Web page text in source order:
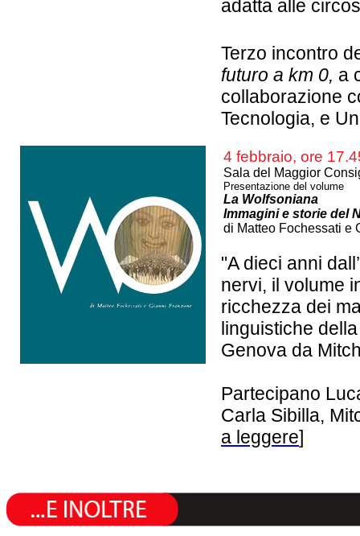
adatta alle
Terzo incontro
futuro a km 0, a
collaborazione
Tecnologia, e
4 febbraio, ore
Sala del Maggior
Presentazione del volume
La Wolfsoniana
Immagini e storie del
di Matteo Fochessati e
"A dieci anni
nervi, il volume
ricchezza dei
linguistiche
Genova da
Partecipano
Carla Sibilla,
a leggere]